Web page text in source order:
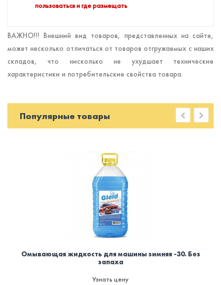
пользоваться и где размещать
ВАЖНО!!! Внешний вид товаров, представленных на сайте,
может несколько отличаться от товаров отгружаемых с наших
складов, что нисколько не ухудшает технические
характеристики и потребительские свойства товара.
Популярные товары
Омывающая жидкость для машины зимняя -30. Без
запаха
Узнать цену